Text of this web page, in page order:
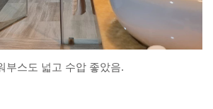
부스도 넓고 수압 좋았음.